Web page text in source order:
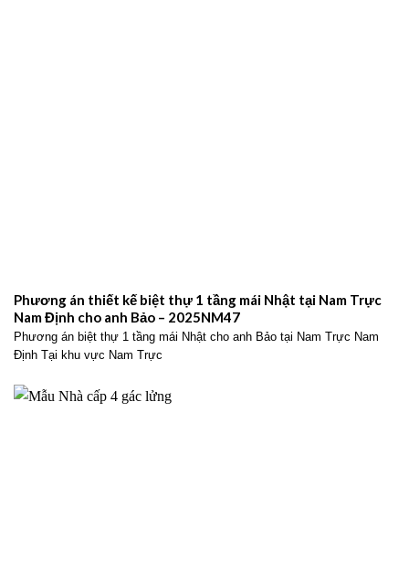
Phương án thiết kế biệt thự 1 tầng mái Nhật tại Nam Trực
Nam Định cho anh Bảo – 2025NM47
Phương án biệt thự 1 tầng mái Nhật cho anh Bảo tại Nam Trực Nam
Định Tại khu vực Nam Trực